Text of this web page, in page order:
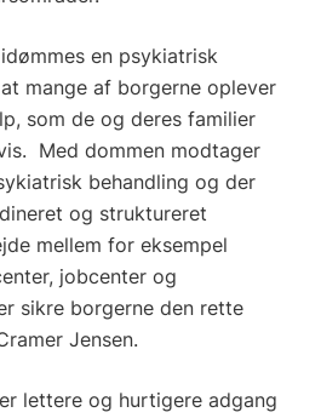
en psykiatrisk
mange af borgerne oplever
som de og deres familier
Med dommen modtager
behandling og der
og struktureret
mellem for eksempel
jobcenter og
sikre borgerne den rette
Jensen.
lettere og hurtigere adgang